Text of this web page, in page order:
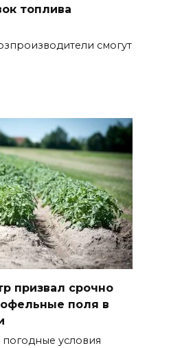
топлива
смогут
призвал срочно
поля в
условия